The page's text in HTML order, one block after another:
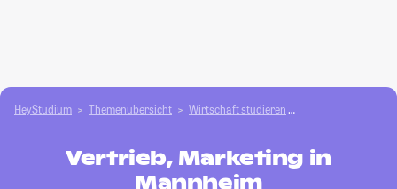
HeyStudium Themenübersicht Wirtschaft studieren
Vertrieb, Marketing in
Mannheim